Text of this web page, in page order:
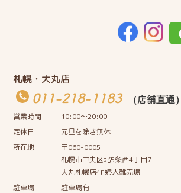
札幌・大丸店
011-218-1183
（店舗直通）
営業時間
10:00〜20:00
定休日
元旦を除き無休
所在地
〒060-0005
札幌市中央区北5条西4丁目7
大丸札幌店4F婦人靴売場
駐車場
駐車場有